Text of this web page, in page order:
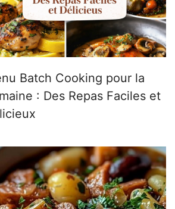
Batch Cooking pour la
: Des Repas Faciles et